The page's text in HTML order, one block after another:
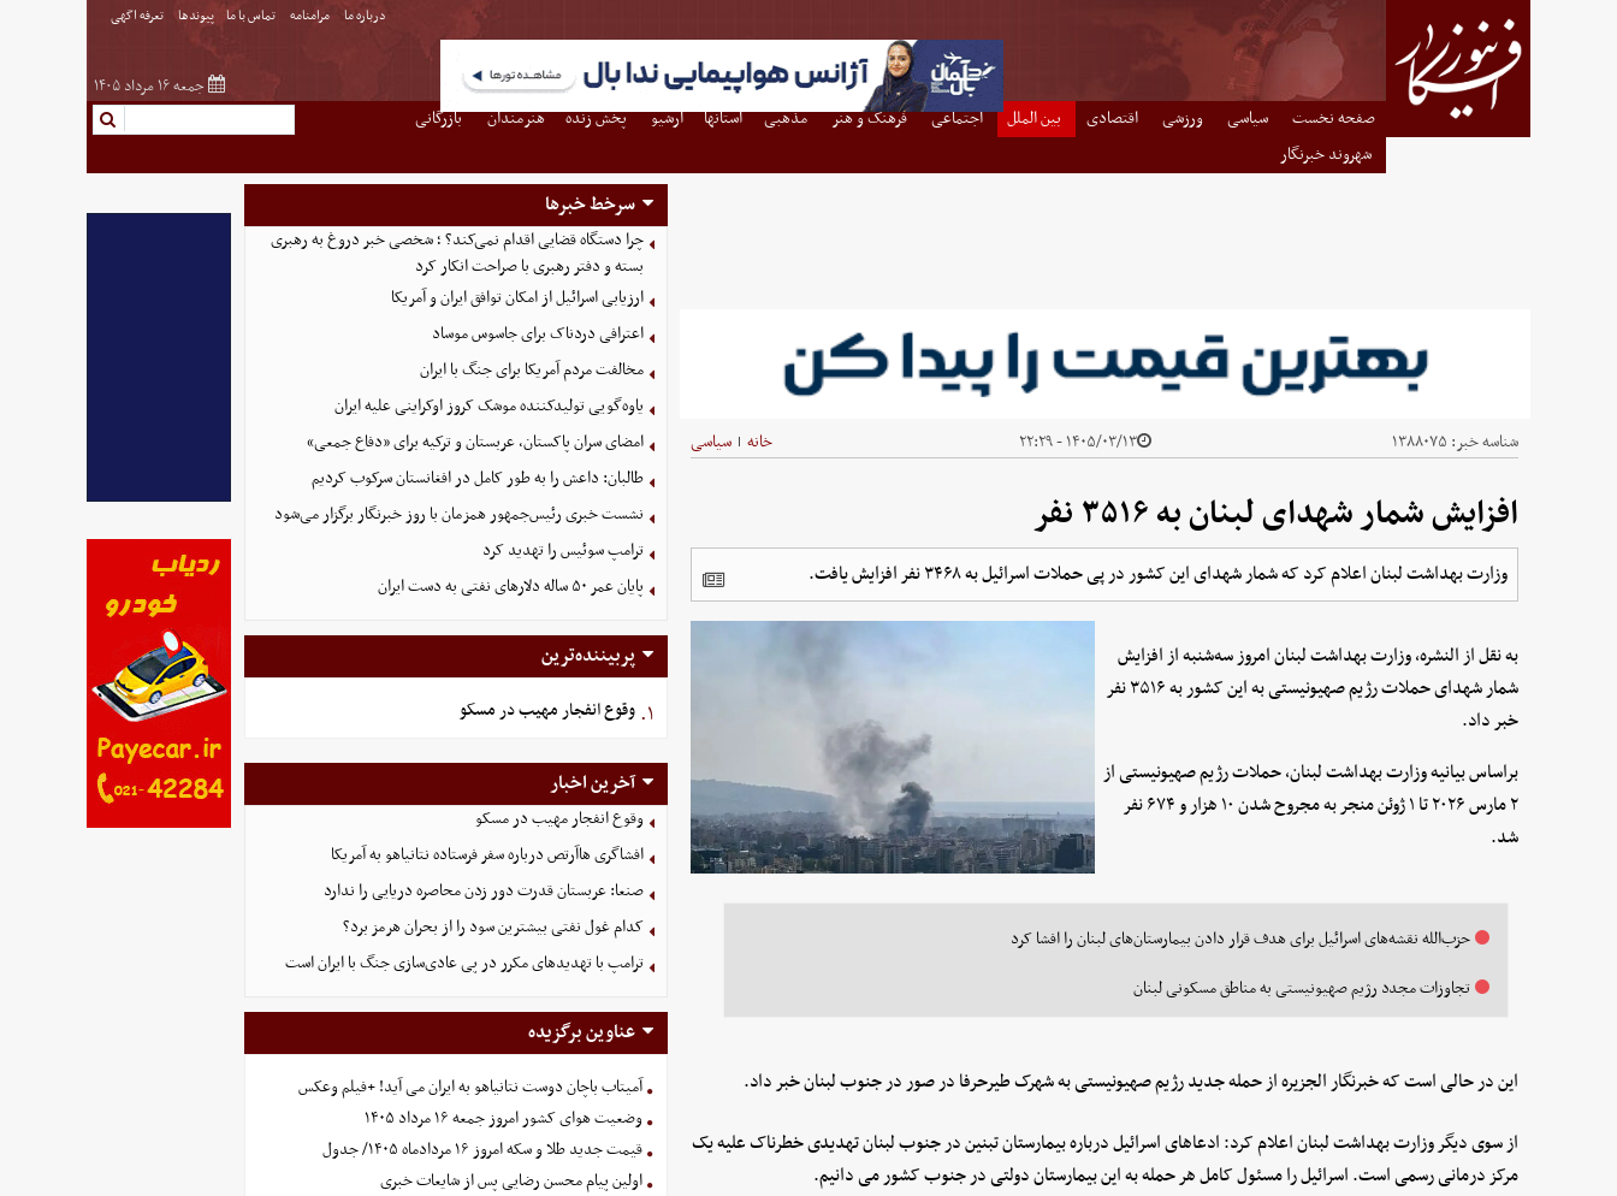
درباره ما مرامنامه تماس با ما پیوندها تعرفه اگهی
جمعه ۱۶ مرداد ۱۴۰۵
صفحه نخست سیاسی ورزشی اقتصادی بین الملل اجتماعی فرهنگ و هنر مذهبی استانها آرشیو پخش زنده هنرمندان
بازرگانی
شهروند خبرنگار
شناسه خبر: ۱۳۸۸۰۷۵ ۱۴۰۵/۰۳/۱۳ - ۲۲:۲۹ خانه | سیاسی
افزایش شمار شهدای لبنان به ۳۵۱۶ نفر
وزارت بهداشت لبنان اعلام کرد که شمار شهدای این کشور در پی حملات اسرائیل به ۳۴۶۸ نفر افزایش یافت.
به نقل از النشره، وزارت بهداشت لبنان امروز سه‌شنبه از افزایش
شمار شهدای حملات رژیم صهیونیستی به این کشور به ۳۵۱۶ نفر
خبر داد.
براساس بیانیه وزارت بهداشت لبنان، حملات رژیم صهیونیستی از
۲ مارس ۲۰۲۶ تا ۱ ژوئن منجر به مجروح شدن ۱۰ هزار و ۶۷۴ نفر
شد.
حزب‌الله نقشه‌های اسرائیل برای هدف قرار دادن بیمارستان‌های لبنان را افشا کرد
تجاوزات مجدد رژیم صهیونیستی به مناطق مسکونی لبنان
این در حالی است که خبرنگار الجزیره از حمله جدید رژیم صهیونیستی به شهرک طیرحرفا در صور در جنوب لبنان خبر داد.
از سوی دیگر وزارت بهداشت لبنان اعلام کرد: ادعاهای اسرائیل درباره بیمارستان تبنین در جنوب لبنان تهدیدی خطرناک علیه یک
مرکز درمانی رسمی است. اسرائیل را مسئول کامل هر حمله به این بیمارستان دولتی در جنوب کشور می دانیم.
سرخط خبرها
چرا دستگاه قضایی اقدام نمی‌کند؟ ؛ شخصی خبر دروغ به رهبری
بسته و دفتر رهبری با صراحت انکار کرد
ارزیابی اسرائیل از امکان توافق ایران و آمریکا
اعترافی دردناک برای جاسوس موساد
مخالفت مردم آمریکا برای جنگ با ایران
یاوه‌گویی تولیدکننده موشک کروز اوکراینی علیه ایران
امضای سران پاکستان، عربستان و ترکیه برای «دفاع جمعی»
طالبان: داعش را به طور کامل در افغانستان سرکوب کردیم
نشست خبری رئیس‌جمهور همزمان با روز خبرنگار برگزار می‌شود
ترامپ سوئیس را تهدید کرد
پایان عمر ۵۰ ساله دلارهای نفتی به دست ایران
پربیننده‌ترین
۱. وقوع انفجار مهیب در مسکو
آخرین اخبار
وقوع انفجار مهیب در مسکو
افشاگری هاآرتص درباره سفر فرستاده نتانیاهو به آمریکا
صنعا: عربستان قدرت دور زدن محاصره دریایی را ندارد
کدام غول نفتی بیشترین سود را از بحران هرمز برد؟
ترامپ با تهدیدهای مکرر در پی عادی‌سازی جنگ با ایران است
عناوین برگزیده
آمیتاب باچان دوست نتانیاهو به ایران می آید! +فیلم وعکس
وضعیت هوای کشور امروز جمعه ۱۶ مرداد ۱۴۰۵
قیمت جدید طلا و سکه امروز ۱۶ مردادماه ۱۴۰۵/ جدول
اولین پیام محسن رضایی پس از شایعات خبری